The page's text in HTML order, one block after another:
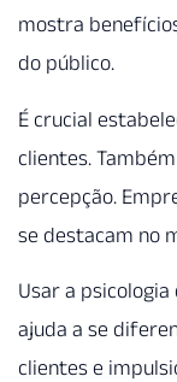
mostra
do público.
É crucial
clientes.
percepção.
se destacam no
Usar a
ajuda a se
clientes e